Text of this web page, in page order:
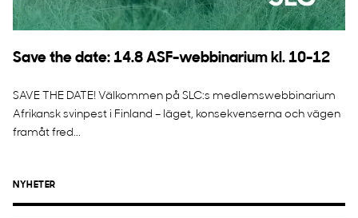
Save the date: 14.8 ASF-webbinarium kl. 10-12
SAVE THE DATE! Välkommen på SLC:s medlemswebbinarium
Afrikansk svinpest i Finland – läget, konsekvenserna och vägen
framåt fred...
NYHETER